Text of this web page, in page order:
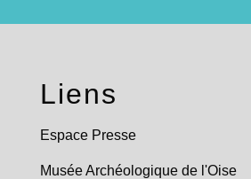
Liens
Espace Presse
Musée Archéologique de l'Oise